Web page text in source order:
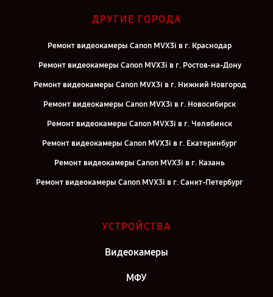
ДРУГИЕ ГОРОДА
Ремонт видеокамеры Canon MVX3i в г. Краснодар
Ремонт видеокамеры Canon MVX3i в г. Ростов-на-Дону
Ремонт видеокамеры Canon MVX3i в г. Нижний Новгород
Ремонт видеокамеры Canon MVX3i в г. Новосибирск
Ремонт видеокамеры Canon MVX3i в г. Челябинск
Ремонт видеокамеры Canon MVX3i в г. Екатеринбург
Ремонт видеокамеры Canon MVX3i в г. Казань
Ремонт видеокамеры Canon MVX3i в г. Санкт-Петербург
УСТРОЙСТВА
Видеокамеры
МФУ